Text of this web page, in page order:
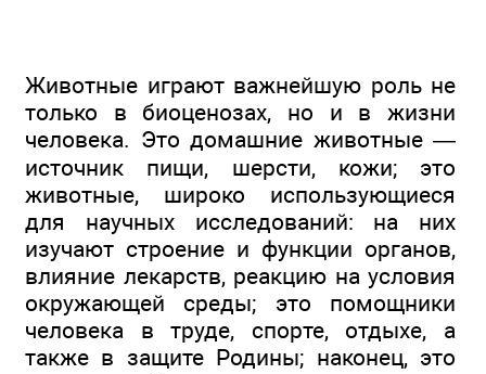
Животные играют важнейшую роль не
только в биоценозах, но и в жизни
человека. Это домашние животные —
источник пищи, шерсти, кожи; это
животные, широко использующиеся
для научных исследований: на них
изучают строение и функции органов,
влияние лекарств, реакцию на условия
окружающей среды; это помощники
человека в труде, спорте, отдыхе, а
также в защите Родины; наконец, это